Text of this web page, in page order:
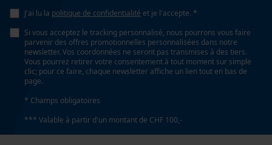
Saison
Articles pour toute l'année
tricolore, réfléchissant
J'ai lu la politique de confidentialité et je l'accepte. *
Si vous acceptez le tracking personnalisé, nous pourrons vous faire
parvenir des offres promotionnelles personnalisées dans notre
newsletter. Vos coordonnées ne seront pas transmises à des tiers.
Vous pourrez retirer votre consentement à tout moment sur simple
clic; pour ce faire, chaque newsletter affiche un lien tout en bas de
page.
* Champs obligatoires
*** Valable à partir d'un montant de CHF 100,-
Salutation personnelle
Géo-IP et détection des
utilisateurs
Vidéos YouTube
Google Maps
Prise de contact par chat